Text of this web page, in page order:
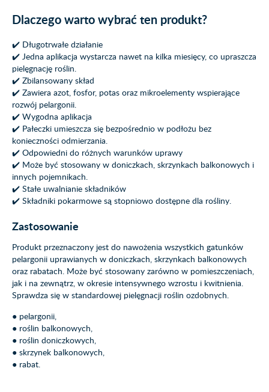
Dlaczego warto wybrać ten produkt?
✔️ Długotrwałe działanie
✔️ Jedna aplikacja wystarcza nawet na kilka miesięcy, co upraszcza
pielęgnację roślin.
✔️ Zbilansowany skład
✔️ Zawiera azot, fosfor, potas oraz mikroelementy wspierające
rozwój pelargonii.
✔️ Wygodna aplikacja
✔️ Pałeczki umieszcza się bezpośrednio w podłożu bez
konieczności odmierzania.
✔️ Odpowiedni do różnych warunków uprawy
✔️ Może być stosowany w doniczkach, skrzynkach balkonowych i
innych pojemnikach.
✔️ Stałe uwalnianie składników
✔️ Składniki pokarmowe są stopniowo dostępne dla rośliny.
Zastosowanie
Produkt przeznaczony jest do nawożenia wszystkich gatunków
pelargonii uprawianych w doniczkach, skrzynkach balkonowych
oraz rabatach. Może być stosowany zarówno w pomieszczeniach,
jak i na zewnątrz, w okresie intensywnego wzrostu i kwitnienia.
Sprawdza się w standardowej pielęgnacji roślin ozdobnych.
● pelargonii,
● roślin balkonowych,
● roślin doniczkowych,
● skrzynek balkonowych,
● rabat.